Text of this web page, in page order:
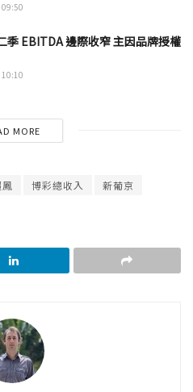
季 EBITDA 邊際收窄 主因品牌授權
MORE
博彩總收入
新葡京